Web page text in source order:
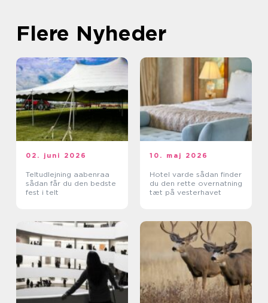
Flere Nyheder
02. juni 2026
Teltudlejning aabenraa
sådan får du den bedste
fest i telt
10. maj 2026
Hotel varde sådan finder
du den rette overnatning
tæt på vesterhavet